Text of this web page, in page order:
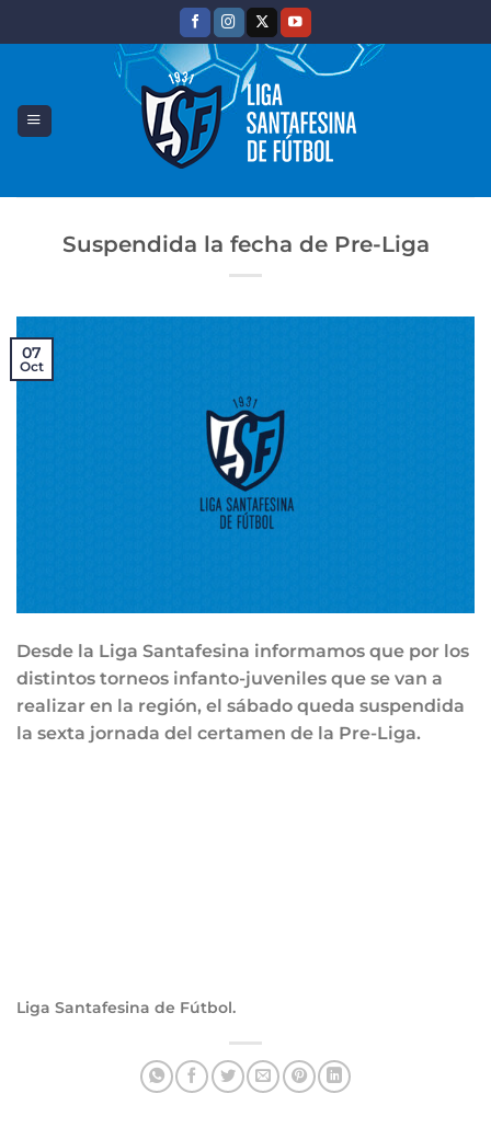
Suspendida la fecha de Pre-Liga
07
Oct
Desde la Liga Santafesina informamos que por los
distintos torneos infanto-juveniles que se van a
realizar en la región, el sábado queda suspendida
la sexta jornada del certamen de la Pre-Liga.
Liga Santafesina de Fútbol.